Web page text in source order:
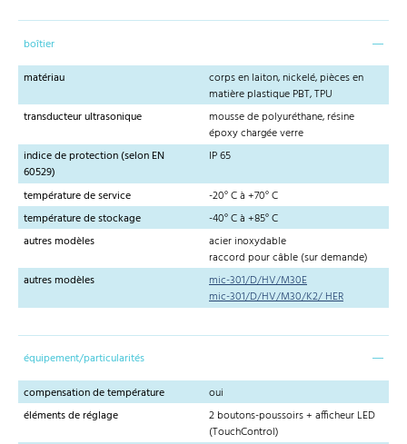
boîtier
matériau
corps en laiton, nickelé, pièces en
matière plastique PBT, TPU
transducteur ultrasonique
mousse de polyuréthane, résine
époxy chargée verre
indice de protection (selon EN
60529)
IP 65
température de service
-20° C à +70° C
température de stockage
-40° C à +85° C
autres modèles
acier inoxydable
raccord pour câble (sur demande)
autres modèles
mic-301/D/HV/M30E
mic-301/D/HV/M30/K2/ HER
équipement/particularités
compensation de température
oui
éléments de réglage
2 boutons-poussoirs + afficheur LED
(TouchControl)